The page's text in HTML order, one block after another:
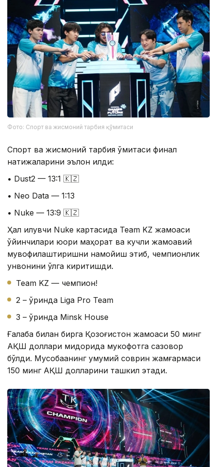
Фото: Спорт ва жисмоний тарбия қўмитаси
Спорт ва жисмоний тарбия қўмитаси финал
натижаларини эълон қилди:
• Dust2 — 13:1 🇰🇿
• Neo Data — 1:13
• Nuke — 13:9 🇰🇿
Ҳал қилувчи Nuke картасида Team KZ жамоаси
ўйинчилари юқори маҳорат ва кучли жамоавий
мувофиқлаштиришни намойиш этиб, чемпионлик
унвонини қўлга киритишди.
Team KZ — чемпион!
2 – ўринда Liga Pro Team
3 – ўринда Minsk House
Ғалаба билан бирга Қозоғистон жамоаси 50 минг
АҚШ доллари миқдорида мукофотга сазовор
бўлди. Мусобақанинг умумий соврин жамғармаси
150 минг АҚШ долларини ташкил этади.